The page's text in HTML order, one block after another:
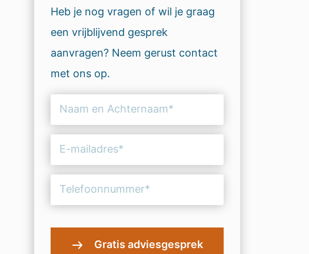
Heb je nog vragen of wil je graag
een vrijblijvend gesprek
aanvragen? Neem gerust contact
met ons op.
en
(Vereist)
mailadres
(Vereist)